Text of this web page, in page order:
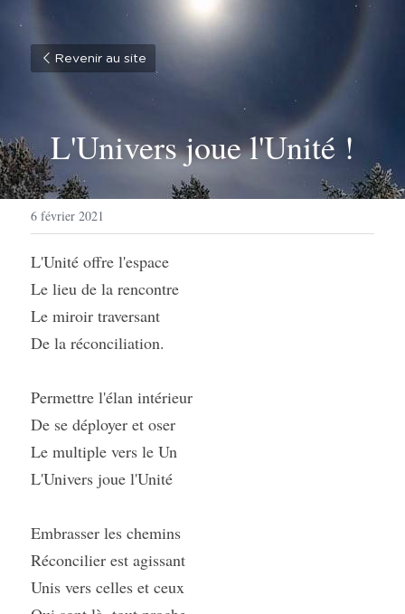
Revenir au site
L'Univers joue l'Unité !
6 février 2021
L'Unité offre l'espace
Le lieu de la rencontre
Le miroir traversant
De la réconciliation.
Permettre l'élan intérieur
De se déployer et oser
Le multiple vers le Un
L'Univers joue l'Unité
Embrasser les chemins
Réconcilier est agissant
Unis vers celles et ceux